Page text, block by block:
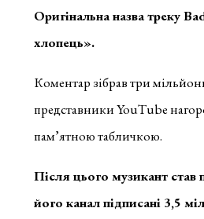
Оригінальна назва треку
хлопець».
Коментар зібрав три
представники YouTube
пам’ятною табличкою.
Після цього музикант
його канал підписані 3,5